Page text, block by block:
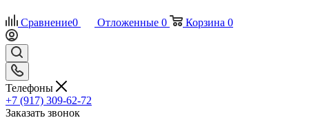
Сравнение0 Отложенные 0 Корзина 0
Телефоны
+7 (917) 309-62-72
Заказать звонок